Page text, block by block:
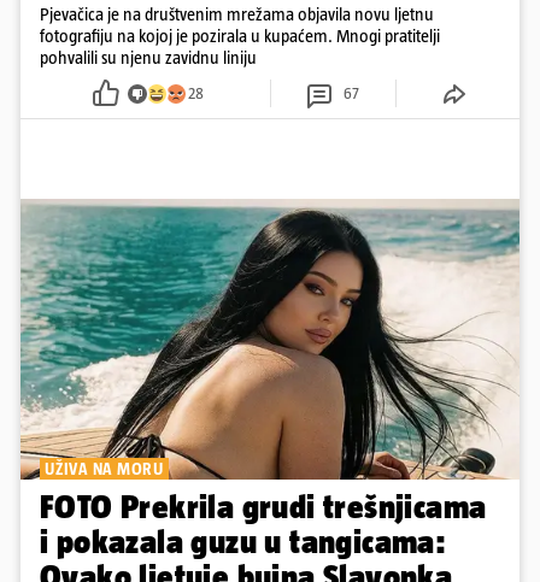
Pjevačica je na društvenim mrežama objavila novu ljetnu
fotografiju na kojoj je pozirala u kupaćem. Mnogi pratitelji
pohvalili su njenu zavidnu liniju
28 67
UŽIVA NA MORU
FOTO Prekrila grudi trešnjicama
i pokazala guzu u tangicama: